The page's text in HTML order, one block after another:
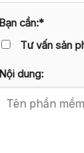
Bạn cần:*
Tư vấn sản
Nội dung: